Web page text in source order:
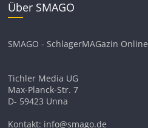
Über SMAGO
SMAGO - SchlagerMAGazin Online
Tichler Media UG
Max-Planck-Str. 7
D- 59423 Unna
Kontakt: info@smago.de